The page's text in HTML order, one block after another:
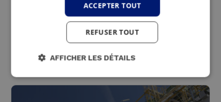
Une solution
intéressante pour ces
secteurs
ACCEPTER TOUT
REFUSER TOUT
AFFICHER LES DÉTAILS